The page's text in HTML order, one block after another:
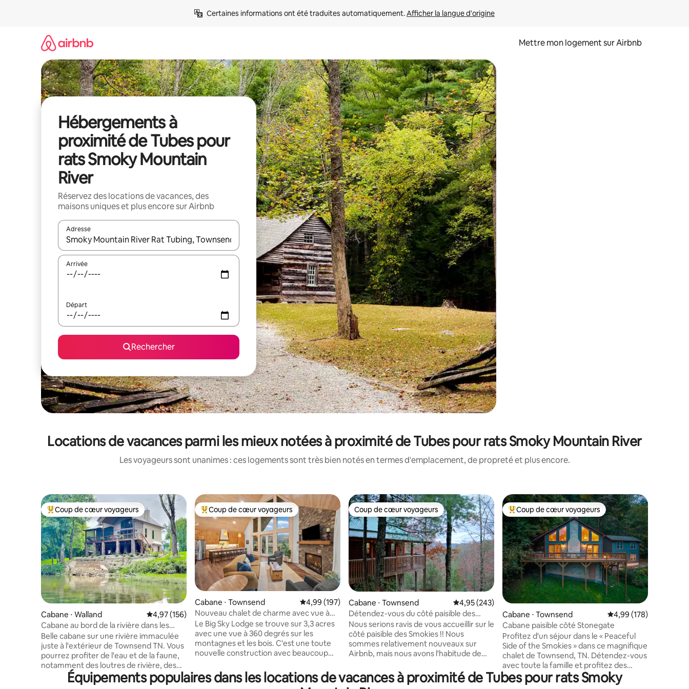
Certaines informations ont été traduites automatiquement. Afficher la langue d'origine
Mettre mon logement sur Airbnb
Hébergements à
proximité de Tubes pour
rats Smoky Mountain
River
Réservez des locations de vacances, des
maisons uniques et plus encore sur Airbnb
Adresse
Lorsque les résultats s'affichent, utilisez les flèches vers le haut et vers le bas pour les parcourir ou en appuyant et en faisant glisser.
Arrivée
Départ
Rechercher
Locations de vacances parmi les mieux notées à proximité de Tubes pour rats Smoky Mountain River
Les voyageurs sont unanimes : ces logements sont très bien notés en termes d'emplacement, de propreté et plus encore.
Coups de cœur voyageurs les plus appréciés
Coup de cœur voyageurs
Cabane ⋅ Walland Évaluation moyenne sur la base de 156 commentaires : 4,97 sur 5
4,97 (156)
Cabane au bord de la rivière dans les
Great Smoky Mountains
Belle cabane sur une rivière immaculée
juste à l'extérieur de Townsend TN. Vous
pourrez profiter de l'eau et de la faune,
notamment des loutres de rivière, des
pygargues à tête blanche, des hérons
bleus, de divers canards, des balbuzards
Coups de cœur voyageurs les plus appréciés
Coup de cœur voyageurs
Cabane ⋅ Townsend Évaluation moyenne sur la base de 197 commentaires : 4,99 sur 5
4,99 (197)
Nouveau chalet de charme avec vue à
360° sur 3,3 acres
Le Big Sky Lodge se trouve sur 3,3 acres
avec une vue à 360 degrés sur les
montagnes et les bois. C'est une toute
nouvelle construction avec beaucoup
Nous avons prêté attention aux détails
de conception avec des lits moelleux, un
Coup de cœur voyageurs
Coup de cœur voyageurs
Cabane ⋅ Townsend Évaluation moyenne sur la base de 243 commentaires : 4,95 sur 5
4,95 (243)
Détendez-vous du côté paisible des
Smoky Mountains
Nous serions ravis de vous accueillir sur le
côté paisible des Smokies !! Nous
sommes relativement nouveaux sur
Airbnb, mais nous avons l'habitude de
notre logement de Townsend. Situé à 2
miles en haut de la montagne depuis le
Coups de cœur voyageurs les plus appréciés
Coup de cœur voyageurs
Cabane ⋅ Townsend Évaluation moyenne
4,99 (178)
Cabane paisible côté Stonegate
Profitez d'un séjour dans le « Peaceful
Side of the Smokies » dans ce magnifique
chalet de Townsend, TN. Détendez-vous
avec toute la famille et profitez des
équipements exceptionnels tels qu'une
grande terrasse, un jacuzzi, un salon
Équipements populaires dans les locations de vacances à proximité de Tubes pour rats Smoky